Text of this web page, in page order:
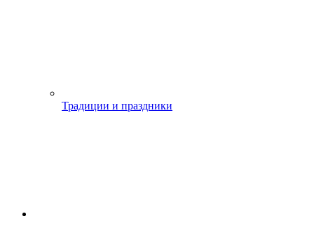
Традиции и праздники